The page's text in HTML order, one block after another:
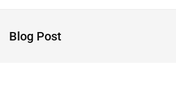
Blog Post